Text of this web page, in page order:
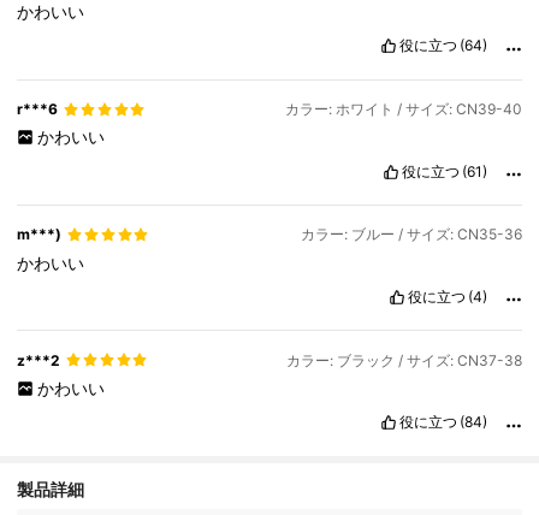
かわいい
役に立つ (64)
r***6 カラー: ホワイト / サイズ: CN39-40
かわいい
役に立つ (61)
m***) カラー: ブルー / サイズ: CN35-36
かわいい
役に立つ (4)
z***2 カラー: ブラック / サイズ: CN37-38
かわいい
役に立つ (84)
製品詳細